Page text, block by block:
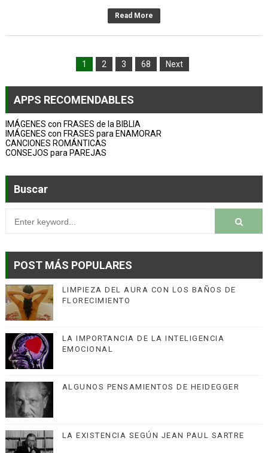
Read More
1 2 3 68 Next
APPS RECOMENDABLES
IMÁGENES con FRASES de la BIBLIA
IMÁGENES con FRASES para ENAMORAR
CANCIONES ROMÁNTICAS
CONSEJOS para PAREJAS
Buscar
POST MÁS POPULARES
LIMPIEZA DEL AURA CON LOS BAÑOS DE
FLORECIMIENTO
LA IMPORTANCIA DE LA INTELIGENCIA
EMOCIONAL
ALGUNOS PENSAMIENTOS DE HEIDEGGER
LA EXISTENCIA SEGÚN JEAN PAUL SARTRE